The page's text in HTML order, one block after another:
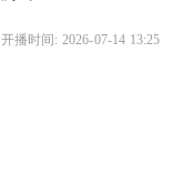
开播时间: 2026-07-14 13:25